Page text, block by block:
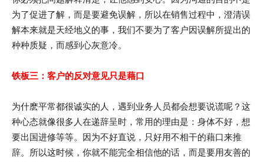
为了促进了解，而是要避免误解，所以在销售过程中，澄清误
解本来就是天经地义的事，我们不要为了客户因误解所提出的
种种质疑，而感到心灰意冷。
铁板三：客户的反对意见只是藉口
为什麽平常都很诚实的人，遇到业务人员都会想要说谎呢？这
种心态就像很多人在递辞呈时，常用的理由是：身体不好，想
要出国进修等等。因为不好直说，只好用不相干的藉口来推
辞。所以这时候，你就不能完全相信他的话，而是要用友善的